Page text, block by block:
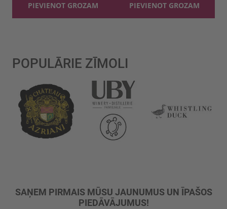
PIEVIENOT GROZAM PIEVIENOT GROZAM
POPULĀRIE ZĪMOLI
SAŅEM PIRMAIS MŪSU JAUNUMUS UN ĪPAŠOS
PIEDĀVĀJUMUS!